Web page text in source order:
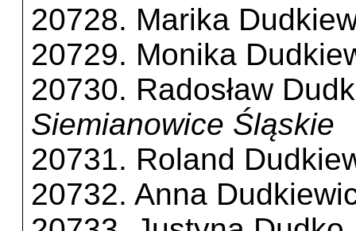
20728. Marika
20729. Monika
20730. Radosław
Siemianowice Śląskie
20731. Roland
20732. Anna